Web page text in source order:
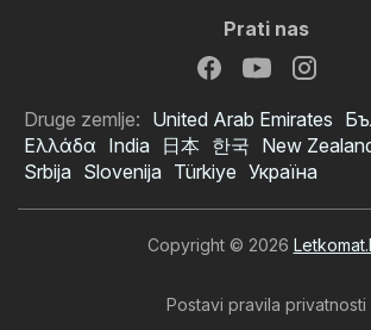
Prati nas
Druge zemlje: United Arab Emirates
Ελλάδα India 日本 한국 New
Srbija Slovenija Türkiye Україна
Copyright © 2026
Postavi pravila privatnosti